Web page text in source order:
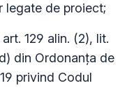
legate de proiect;
129 alin. (2), lit.
din Ordonanța de
privind Codul